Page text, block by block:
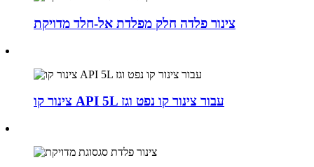
צינור פלדה חלק מפלדת אל-חלד מדויקת
צינור קו API 5L עבור צינור קו נפט וגז